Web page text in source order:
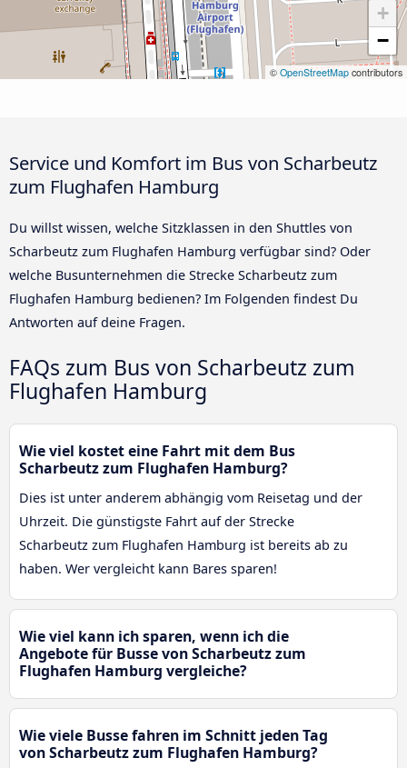
+
−
© OpenStreetMap contributors
Service und Komfort im Bus von Scharbeutz
zum Flughafen Hamburg
Du willst wissen, welche Sitzklassen in den Shuttles von
Scharbeutz zum Flughafen Hamburg verfügbar sind? Oder
welche Busunternehmen die Strecke Scharbeutz zum
Flughafen Hamburg bedienen? Im Folgenden findest Du
Antworten auf deine Fragen.
FAQs zum Bus von Scharbeutz zum
Flughafen Hamburg
Wie viel kostet eine Fahrt mit dem Bus
Scharbeutz zum Flughafen Hamburg?
Dies ist unter anderem abhängig vom Reisetag und der
Uhrzeit. Die günstigste Fahrt auf der Strecke
Scharbeutz zum Flughafen Hamburg ist bereits ab zu
haben. Wer vergleicht kann Bares sparen!
Wie viel kann ich sparen, wenn ich die
Angebote für Busse von Scharbeutz zum
Flughafen Hamburg vergleiche?
Wie viele Busse fahren im Schnitt jeden Tag
von Scharbeutz zum Flughafen Hamburg?